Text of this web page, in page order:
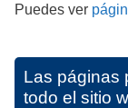
Puedes ver
Las páginas
todo el sitio